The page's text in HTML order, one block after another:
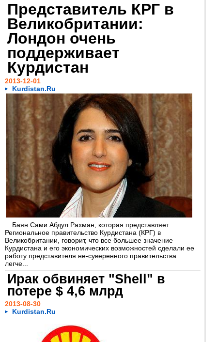
Представитель КРГ в
Великобритании:
Лондон очень
поддерживает
Курдистан
2013-12-01
Kurdistan.Ru
Баян Сами Абдул Рахман, которая представляет
Региональное правительство Курдистана (КРГ) в
Великобритании, говорит, что все большее значение
Курдистана и его экономических возможностей сделали ее
работу представителя не-суверенного правительства
легче...
Ирак обвиняет "Shell" в
потере $ 4,6 млрд
2013-08-30
Kurdistan.Ru